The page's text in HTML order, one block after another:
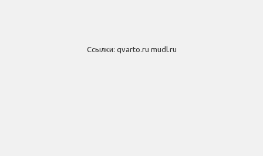
Ссылки: qvarto.ru mudl.ru